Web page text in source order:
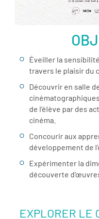
Éveiller la
travers le plaisir du
Découvrir en salle
de l’élève par des
cinéma.
Concourir aux
développement de
Expérimenter la
découverte
EXPLORER LE